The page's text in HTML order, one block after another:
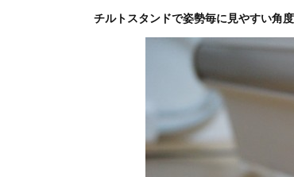
チルトスタンドで姿勢毎に見やすい角